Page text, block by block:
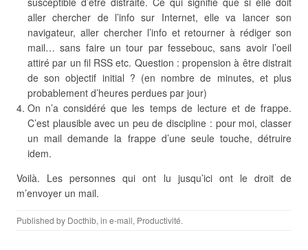
aller chercher de l’info sur Internet, elle va lancer son
navigateur, aller chercher l’info et retourner à rédiger son
mail… sans faire un tour par fessebouc, sans avoir l’oeil
attiré par un fil RSS etc. Question : propension à être distrait
de son objectif initial ? (en nombre de minutes, et plus
probablement d’heures perdues par jour)
On n’a considéré que les temps de lecture et de frappe.
C’est plausible avec un peu de discipline : pour moi, classer
un mail demande la frappe d’une seule touche, détruire
idem.
Voilà. Les personnes qui ont lu jusqu’ici ont le droit de
m’envoyer un mail.
Published by Docthib, in e-mail, Productivité.